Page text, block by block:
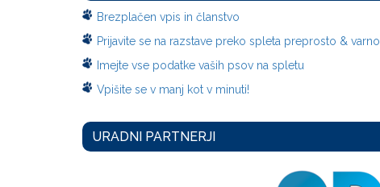
Brezplačen vpis in članstvo
Prijavite se na razstave preko spleta preprosto & varno
Imejte vse podatke vaših psov na spletu
Vpišite se v manj kot v minuti!
URADNI PARTNERJI